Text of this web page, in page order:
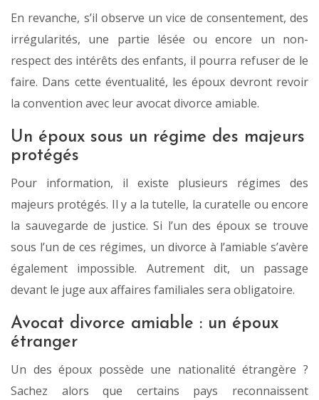
En revanche, s’il observe un vice de consentement, des
irrégularités, une partie lésée ou encore un non-
respect des intérêts des enfants, il pourra refuser de le
faire. Dans cette éventualité, les époux devront revoir
la convention avec leur avocat divorce amiable.
Un époux sous un régime des majeurs
protégés
Pour information, il existe plusieurs régimes des
majeurs protégés. Il y a la tutelle, la curatelle ou encore
la sauvegarde de justice. Si l’un des époux se trouve
sous l’un de ces régimes, un divorce à l’amiable s’avère
également impossible. Autrement dit, un passage
devant le juge aux affaires familiales sera obligatoire.
Avocat divorce amiable : un époux
étranger
Un des époux possède une nationalité étrangère ?
Sachez alors que certains pays reconnaissent